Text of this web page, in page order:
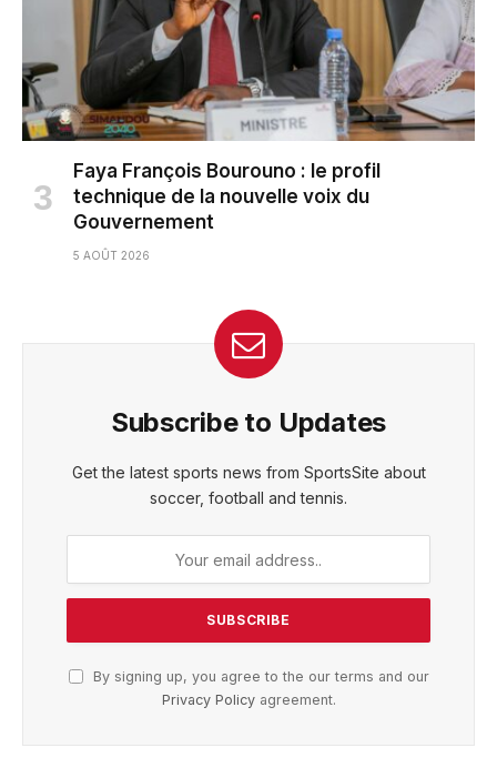
Faya François Bourouno : le profil
technique de la nouvelle voix du
Gouvernement
5 AOÛT 2026
Subscribe to Updates
Get the latest sports news from SportsSite about
soccer, football and tennis.
By signing up, you agree to the our terms and our
Privacy Policyagreement.